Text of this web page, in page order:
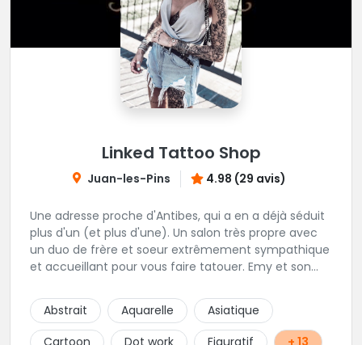
Linked Tattoo Shop
Juan-les-Pins 4.98 (29 avis)
Une adresse proche d'Antibes, qui a en a déjà séduit
plus d'un (et plus d'une). Un salon très propre avec
un duo de frère et soeur extrêmement sympathique
et accueillant pour vous faire tatouer. Emy et son
désirs des clients, même une fois leur travail terminé.
Un studio polyvalent toujours en recherche de
nouveaux styles !
Abstrait Aquarelle
Asiatique
Cartoon
Dot work Figuratif + 13